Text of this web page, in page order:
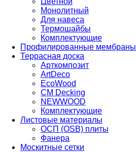
Монолитный
Для навеса
Термошайбы
Комплектующие
Профилированные мембраны
Террасная доска
Арткомпозит
ArtDeco
EcoWood
CM Decking
NEWWOOD
Комплектующие
Листовые материалы
ОСП (OSB) плиты
Фанера
Москитные сетки